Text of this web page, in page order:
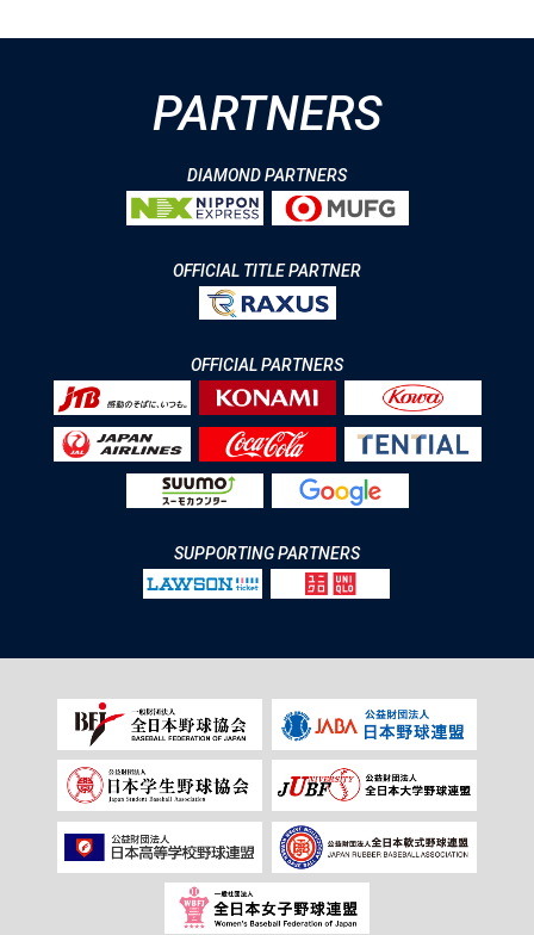
PARTNERS
DIAMOND PARTNERS
OFFICIAL TITLE PARTNER
OFFICIAL PARTNERS
SUPPORTING PARTNERS